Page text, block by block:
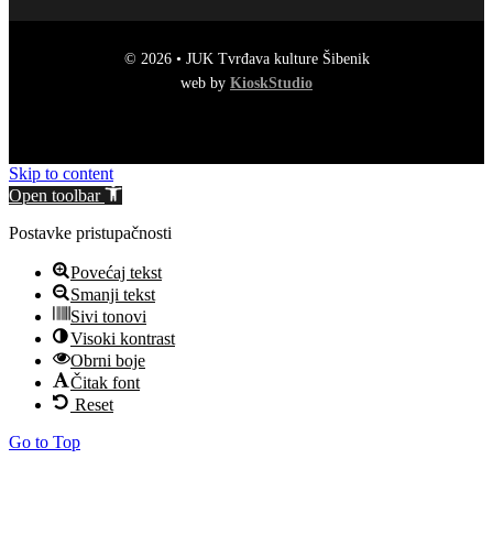
© 2026 • JUK Tvrđava kulture Šibenik
web by KioskStudio
Skip to content
Open toolbar
Postavke pristupačnosti
Povećaj tekst
Smanji tekst
Sivi tonovi
Visoki kontrast
Obrni boje
Čitak font
Reset
Go to Top